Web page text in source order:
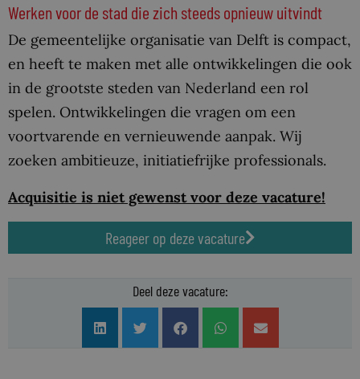
Werken voor de stad die zich steeds opnieuw uitvindt
De gemeentelijke organisatie van Delft is compact,
en heeft te maken met alle ontwikkelingen die ook
in de grootste steden van Nederland een rol
spelen. Ontwikkelingen die vragen om een
voortvarende en vernieuwende aanpak. Wij
zoeken ambitieuze, initiatiefrijke professionals.
Acquisitie is niet gewenst voor deze vacature!
Reageer op deze vacature
Deel deze vacature: